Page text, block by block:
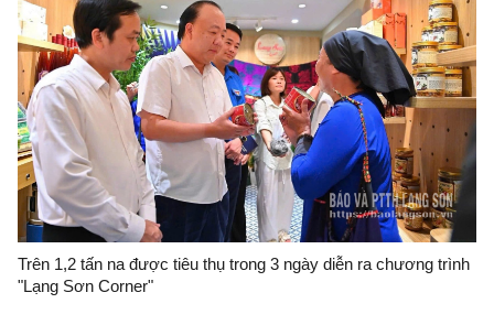
Trên 1,2 tấn na được tiêu thụ trong 3 ngày diễn ra chương trình
"Lạng Sơn Corner"